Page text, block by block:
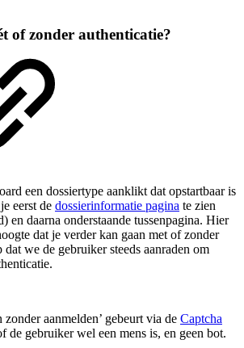
of zonder authenticatie?
een dossiertype aanklikt dat opstartbaar is
eerst de dossierinformatie pagina te zien
en daarna onderstaande tussenpagina. Hier
dat je verder kan gaan met of zonder
we de gebruiker steeds aanraden om
zonder aanmelden’ gebeurt via de Captcha
de gebruiker wel een mens is, en geen bot.